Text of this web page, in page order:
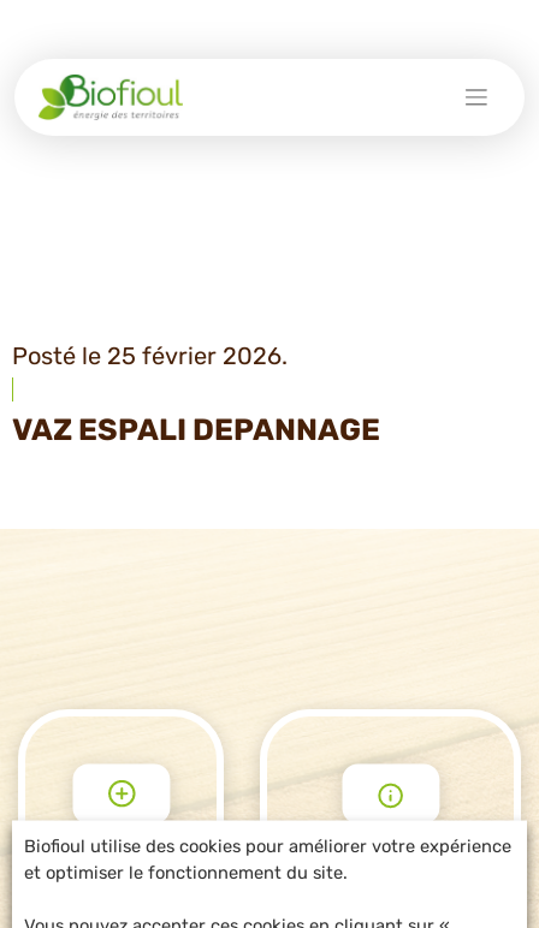
Posté le 25 février 2026.
VAZ ESPALI DEPANNAGE
POUR ALLER
PLUS LOIN
DEMANDE
D'INFORMATIONS
Biofioul utilise des cookies pour améliorer votre expérience
et optimiser le fonctionnement du site.